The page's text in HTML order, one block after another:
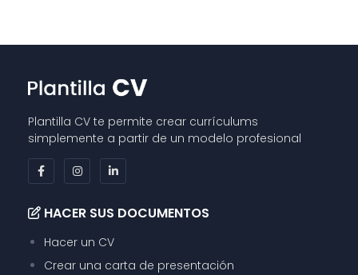
Plantilla CV te permite crear currículums
simplemente a partir de un modelo profesional
HACER SUS DOCUMENTOS
Hacer un CV
Crear una carta de presentación